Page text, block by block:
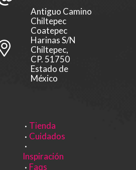
Antiguo Camino
Chiltepec
Coatepec
Harinas S/N
Chiltepec,
CP. 51750
Estado de
México
Tienda
Cuidados
Inspiración
Faqs